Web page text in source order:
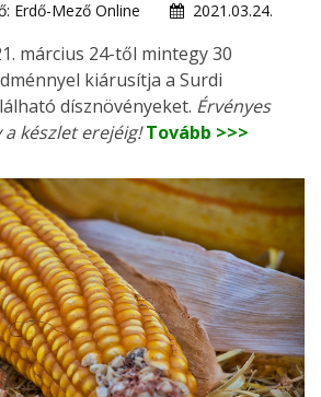
Erdő-Mező Online
2021.03.24.
március 24-től mintegy 30
kiárusítja a Surdi
dísznövényeket. Érvényes
a készlet erejéig! Tovább >>>